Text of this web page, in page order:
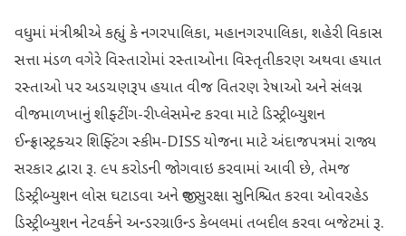
વધુમાં મંત્રીશ્રીએ કહ્યું કે નગરપાલિકા, મહાનગરપાલિકા, શહેરી વિકાસ
સત્તા મંડળ વગેરે વિસ્તારોમાં રસ્તાઓના વિસ્તૃતીકરણ અથવા હયાત
રસ્તાઓ પર અડચણરૂપ હયાત વીજ વિતરણ રેષાઓ અને સંલગ્ન
વીજમાળખાનું શીફ્ટીંગ-રીપ્લેસમેન્ટ કરવા માટે ડિસ્ટ્રીબ્યુશન
ઈન્ફ્રાસ્ટ્રક્ચર શિફ્ટિંગ સ્કીમ-DISS યોજના માટે અંદાજપત્રમાં રાજ્ય
સરકાર દ્વારા રૂ. ૯૫ કરોડની જોગવાઇ કરવામાં આવી છે, તેમજ
ડિસ્ટ્રીબ્યુશન લોસ ઘટાડવા અને જીવ સુરક્ષા સુનિશ્ચિત કરવા ઓવરહેડ
ડિસ્ટ્રીબ્યુશન નેટવર્કને અન્ડરગ્રાઉન્ડ કેબલમાં તબદીલ કરવા બજેટમાં રૂ.